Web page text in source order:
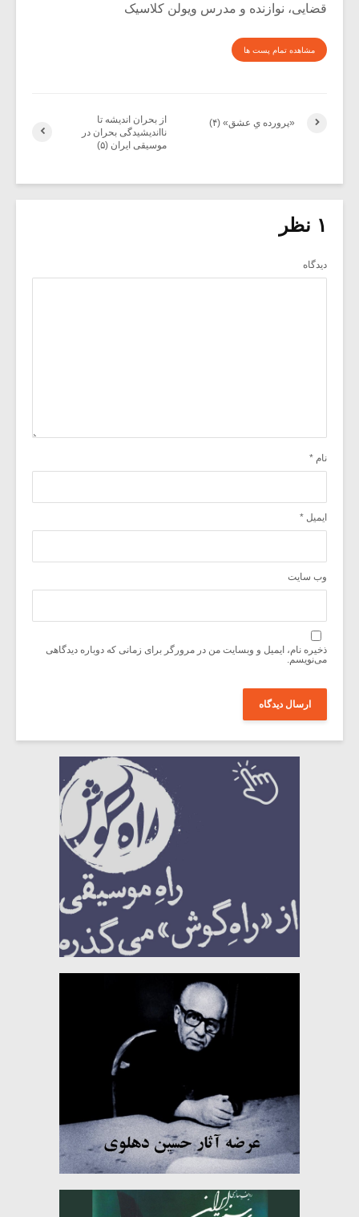
قضایی، نوازنده و مدرس ویولن کلاسیک
مشاهده تمام پست ها
از بحران اندیشه تا
نااندیشیدگی بحران در
موسیقی ایران (۵)
«پرورده یِ عشق» (۴)
۱ نظر
دیدگاه
نام *
ایمیل *
وب‌ سایت
ذخیره نام، ایمیل و وبسایت من در مرورگر برای زمانی که دوباره دیدگاهی
می‌نویسم.